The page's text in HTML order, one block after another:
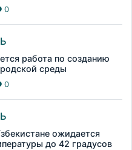
0
работа по созданию
среды
0
ожидается
до 42 градусов